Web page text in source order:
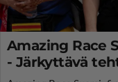
Amazing Race
- Järkyttävä